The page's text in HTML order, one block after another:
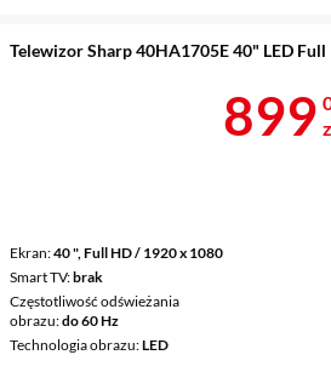
Telewizor Sharp 40HA1705E 40" LED Full
Ekran 40 ", Full HD / 1920 x 1080
Smart TV brak
Częstotliwość odświeżania
obrazu do 60 Hz
Technologia obrazu LED
899